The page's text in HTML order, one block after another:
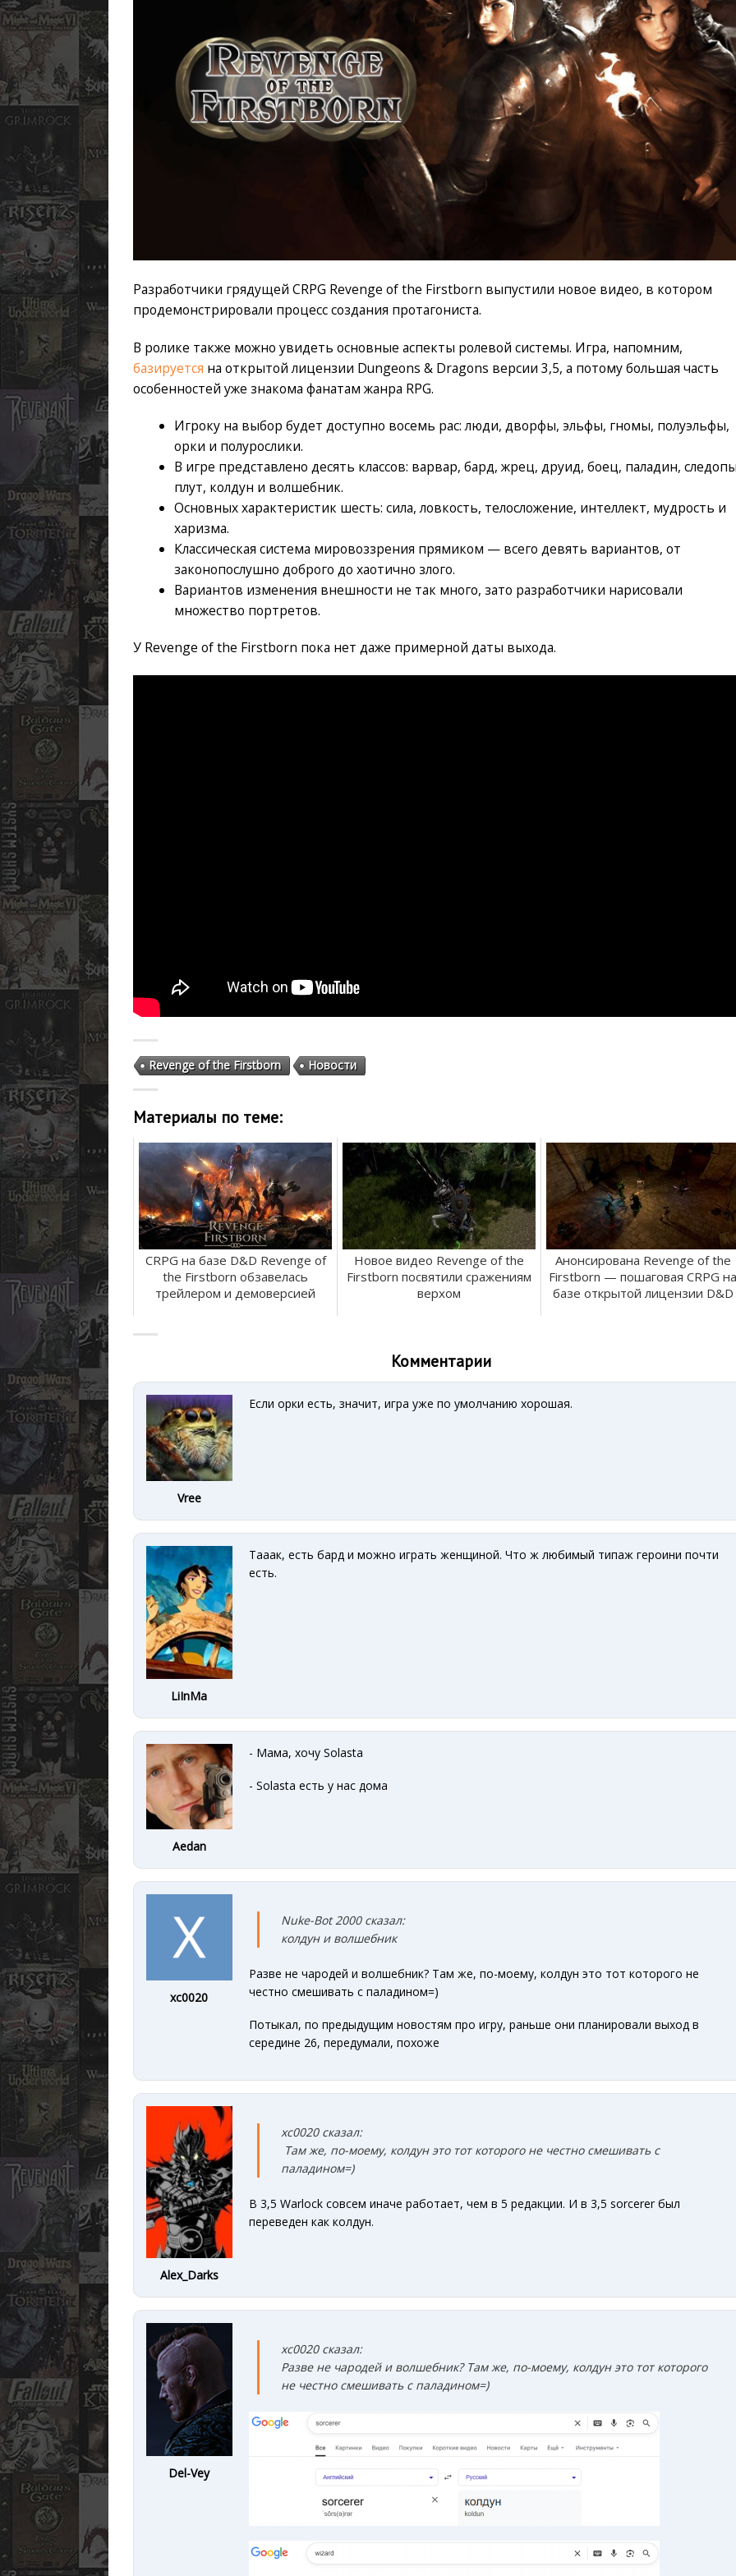
Разработчики грядущей CRPG Revenge of the Firstborn выпустили новое видео, в котором
продемонстрировали процесс создания протагониста.
В ролике также можно увидеть основные аспекты ролевой системы. Игра, напомним,
базируется на открытой лицензии Dungeons & Dragons версии 3,5, а потому большая часть
особенностей уже знакома фанатам жанра RPG.
Игроку на выбор будет доступно восемь рас: люди, дворфы, эльфы, гномы, полуэльфы,
орки и полурослики.
В игре представлено десять классов: варвар, бард, жрец, друид, боец, паладин,
плут, колдун и волшебник.
Основных характеристик шесть: сила, ловкость, телосложение, интеллект, мудрость и
харизма.
Классическая система мировоззрения прямиком — всего девять вариантов, от
законопослушно доброго до хаотично злого.
Вариантов изменения внешности не так много, зато разработчики нарисовали
множество портретов.
У Revenge of the Firstborn пока нет даже примерной даты выхода.
Revenge of the Firstborn Новости
Материалы по теме:
CRPG на базе D&D Revenge of
the Firstborn обзавелась
трейлером и демоверсией
Новое видео Revenge of the
Firstborn посвятили сражениям
верхом
Анонсирована Revenge of the
Firstborn — пошаговая CRPG на
базе открытой лицензии D&D
Комментарии
Vree
Если орки есть, значит, игра уже по умолчанию хорошая.
LiInMa
Тааак, есть бард и можно играть женщиной. Что ж любимый типаж героини почти
есть.
Aedan
- Мама, хочу Solasta
- Solasta есть у нас дома
xc0020
Nuke-Bot 2000 сказал:
колдун и волшебник
Разве не чародей и волшебник? Там же, по-моему, колдун это тот которого не
честно смешивать с паладином=)
Потыкал, по предыдущим новостям про игру, раньше они планировали выход в
середине 26, передумали, похоже
Alex_Darks
xc0020 сказал:
Там же, по-моему, колдун это тот которого не честно смешивать с
паладином=)
В 3,5 Warlock совсем иначе работает, чем в 5 редакции. И в 3,5 sorcerer был
переведен как колдун.
Del-Vey
xc0020 сказал:
Разве не чародей и волшебник? Там же, по-моему, колдун это тот которого
не честно смешивать с паладином=)